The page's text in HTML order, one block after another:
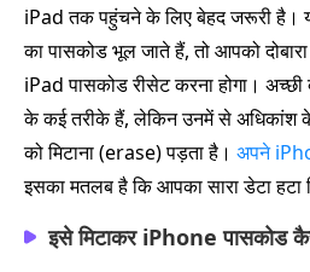
iPad तक पहुंचने के लिए बेहद जरूरी है।
का पासकोड भूल जाते हैं, तो आपको
iPad पासकोड रीसेट करना होगा।
के कई तरीके हैं, लेकिन उनमें से अधिकांश
को मिटाना (erase) पड़ता है। अपने
इसका मतलब है कि आपका सारा डेटा हटा
इसे मिटाकर iPhone पासकोड